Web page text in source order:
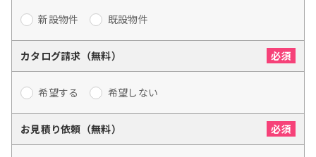
新設物件 既設物件
カタログ請求（無料）
希望する 希望しない
お見積り依頼（無料）